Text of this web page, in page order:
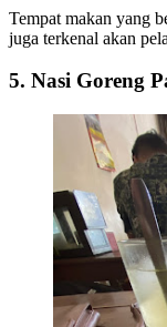
Tempat makan yang
juga terkenal akan
5. Nasi Goreng